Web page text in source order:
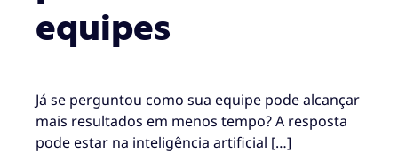
equipes
Já se perguntou como sua equipe pode alcançar
mais resultados em menos tempo? A resposta
pode estar na inteligência artificial […]